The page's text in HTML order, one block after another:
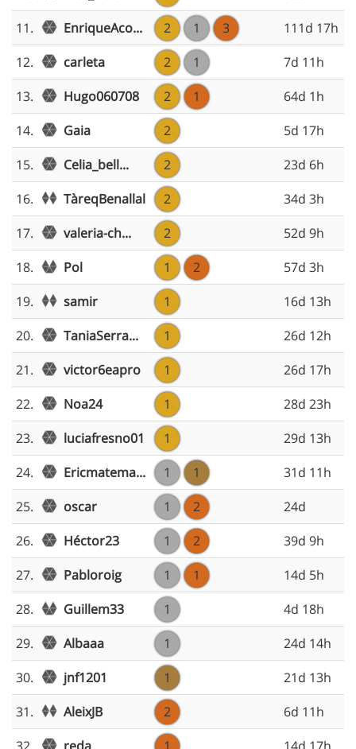
11.
EnriqueAco... 2 1 3
111d 17h
12.
carleta 2 1
7d 11h
13.
Hugo060708 2 1
64d 1h
14.
Gaia 2
5d 17h
15.
Celia_bell... 2
23d 6h
16.
TàreqBenallal 2
34d 3h
17.
valeria-ch... 2
52d 9h
18.
Pol 1 2
57d 3h
19.
samir 1
16d 13h
20.
TaniaSerra... 1
26d 12h
21.
victor6eapro 1
26d 17h
22.
Noa24 1
28d 23h
23.
luciafresno01 1
29d 13h
24.
Ericmatema... 1 1
31d 11h
25.
oscar 1 2
24d
26.
Héctor23 1 2
39d 9h
27.
Pabloroig 1 1
14d 5h
28.
Guillem33 1
4d 18h
29.
Albaaa 1
24d 14h
30.
jnf1201 1
21d 13h
31.
AleixJB 2
6d 11h